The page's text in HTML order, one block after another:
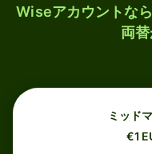
Wiseアカウントな
両替
ミッド
€1